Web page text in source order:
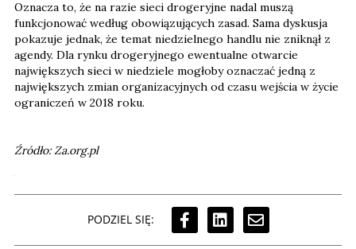
Oznacza to, że na razie sieci drogeryjne nadal muszą
funkcjonować według obowiązujących zasad. Sama dyskusja
pokazuje jednak, że temat niedzielnego handlu nie zniknął z
agendy. Dla rynku drogeryjnego ewentualne otwarcie
największych sieci w niedziele mogłoby oznaczać jedną z
największych zmian organizacyjnych od czasu wejścia w życie
ograniczeń w 2018 roku.
Źródło: Za.org.pl
PODZIEL SIĘ: